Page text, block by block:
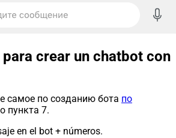
crear un chatbot con
самое по созданию бота по
пункта 7.
en el bot + números.